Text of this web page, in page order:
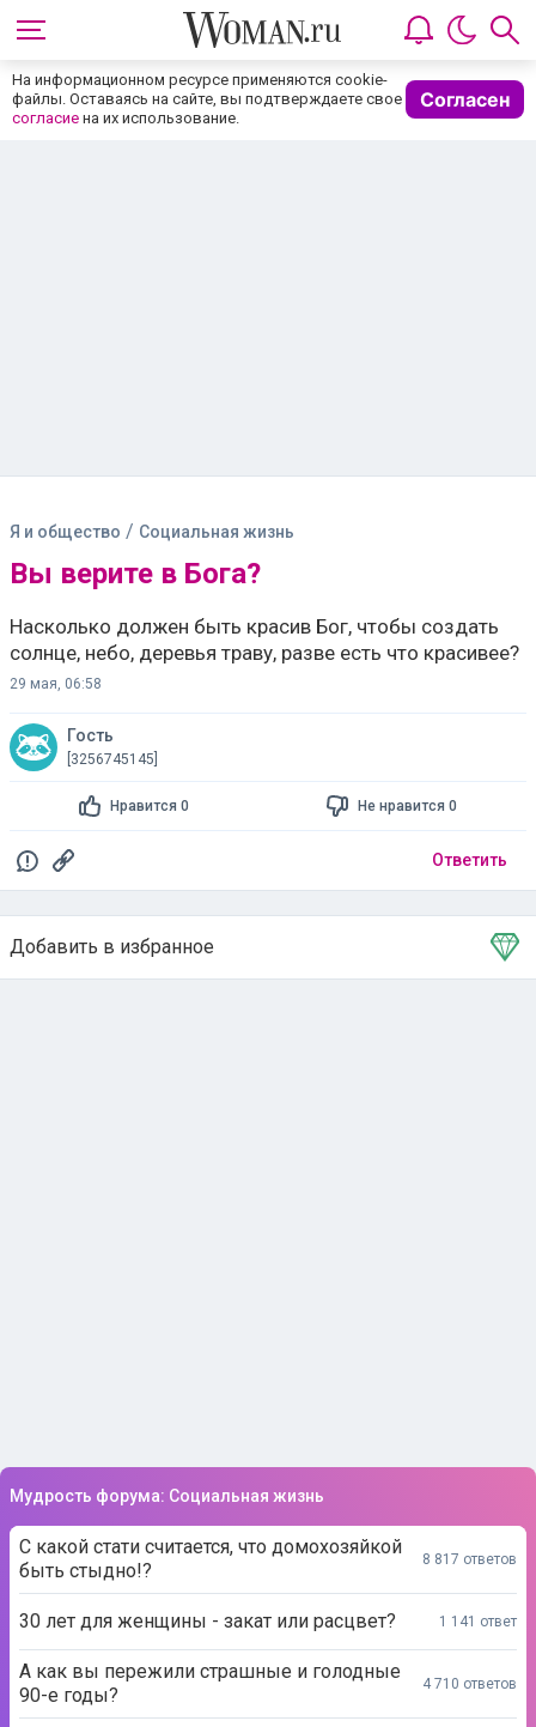
На информационном ресурсе применяются cookie-
файлы. Оставаясь на сайте, вы подтверждаете свое
согласие на их использование.
Согласен
Я и общество / Социальная жизнь
Вы верите в Бога?
Насколько должен быть красив Бог, чтобы создать
солнце, небо, деревья траву, разве есть что красивее?
29 мая, 06:58
Гость
[3256745145]
Нравится 0 Не нравится 0
Ответить
Добавить в избранное
Тема в избранном
Мудрость форума: Социальная жизнь
С какой стати считается, что домохозяйкой
быть стыдно!?
8 817 ответов
30 лет для женщины - закат или расцвет? 1 141 ответ
А как вы пережили страшные и голодные
90-е годы?
4 710 ответов